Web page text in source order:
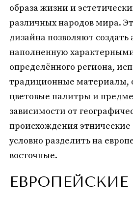
образа жизни и
различных народов мира.
дизайна позволяют
наполненную
определённого региона,
традиционные материалы,
цветовые палитры и
зависимости от
происхождения
условно разделить на
восточные.